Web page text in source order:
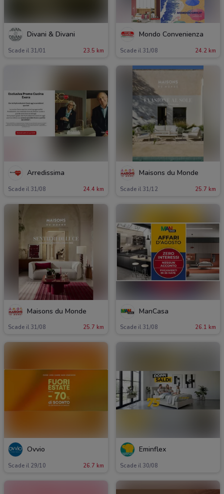
Divani & Divani
Scade il 31/01 23.5 km
Mondo Convenienza
Scade il 31/08 24.2 km
Arredissima
Scade il 31/08 24.4 km
Maisons du Monde
Scade il 31/12 25.7 km
Maisons du Monde
Scade il 31/08 25.7 km
ManCasa
Scade il 31/08 26.1 km
Ovvio
Scade il 29/10 26.7 km
Eminflex
Scade il 30/08